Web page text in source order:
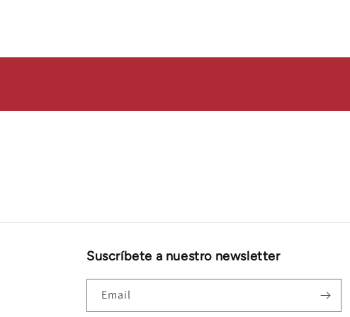
Suscríbete a nuestro newsletter
Email